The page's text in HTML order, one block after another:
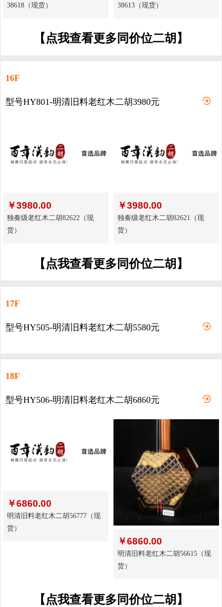
38618（现货）
38613（现货）
【点我查看更多同价位二胡】
16F
型号HY801-明清旧料老红木二胡3980元
￥3980.00
独奏级老红木二胡82622（现
货）
￥3980.00
独奏级老红木二胡82621（现
货）
【点我查看更多同价位二胡】
17F
型号HY505-明清旧料老红木二胡5580元
18F
型号HY506-明清旧料老红木二胡6860元
￥6860.00
明清旧料老红木二胡56777（现
货）
￥6860.00
明清旧料老红木二胡56615（现
货）
【点我查看更多同价位二胡】